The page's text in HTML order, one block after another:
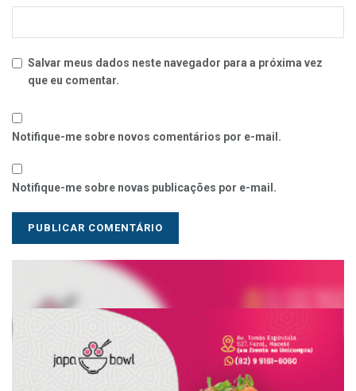
Salvar meus dados neste navegador para a próxima vez
que eu comentar.
Notifique-me sobre novos comentários por e-mail.
Notifique-me sobre novas publicações por e-mail.